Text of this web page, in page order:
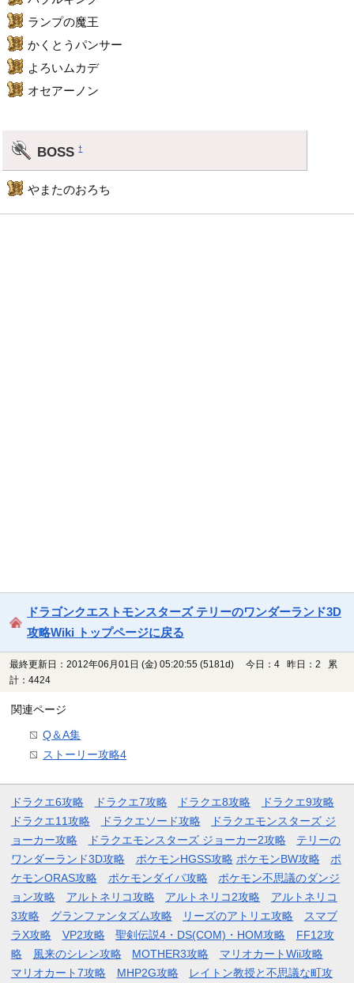
ランプの魔王
かくとうパンサー
よろいムカデ
オセアーノン
BOSS†
やまたのおろち
ドラゴンクエストモンスターズ テリーのワンダーランド3D
攻略Wiki トップページに戻る
最終更新日：2012年06月01日 (金) 05:20:55 (5181d)
今日：4 昨日：2 累
計：4424
関連ページ
Q＆A集
ストーリー攻略4
ドラクエ6攻略 ドラクエ7攻略 ドラクエ8攻略
ドラクエ9攻略
ドラクエ11攻略
ドラクエソード攻略
ドラクエモンスターズ ジ
ョーカー攻略
ドラクエモンスターズ ジョーカー2攻略
テリーの
ワンダーランド3D攻略
ポケモンHGSS攻略 ポケモンBW攻略
ポ
ケモンORAS攻略
ポケモンダイパ攻略
ポケモン不思議のダンジ
ョン攻略
アルトネリコ攻略 アルトネリコ2攻略
アルトネリコ
3攻略
グランファンタズム攻略 リーズのアトリエ攻略
スマブ
ラX攻略
VP2攻略 聖剣伝説4・DS(COM)・HOM攻略
FF12攻
略
風来のシレン攻略 MOTHER3攻略
マリオカートWii攻略
マリオカート7攻略
MHP2G攻略 レイトン教授と不思議な町攻